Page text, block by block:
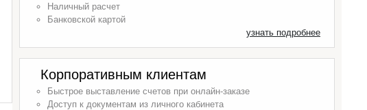
Наличный расчет
Банковской картой
узнать подробнее
Корпоративным клиентам
Быстрое выставление счетов при онлайн-заказе
Доступ к документам из личного кабинета